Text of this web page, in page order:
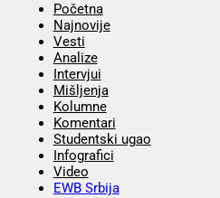
Početna
Najnovije
Vesti
Analize
Intervjui
Mišljenja
Kolumne
Komentari
Studentski ugao
Infografici
Video
EWB Srbija